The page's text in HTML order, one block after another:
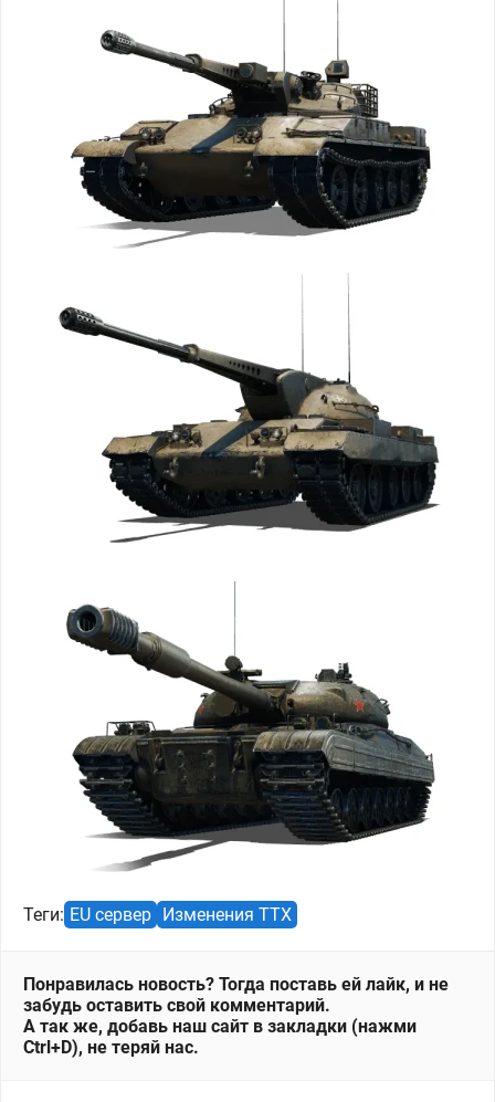
Теги: EU сервер Изменения ТТХ
Понравилась новость? Тогда поставь ей лайк, и не
забудь оставить свой комментарий.
А так же, добавь наш сайт в закладки (нажми
Ctrl+D), не теряй нас.